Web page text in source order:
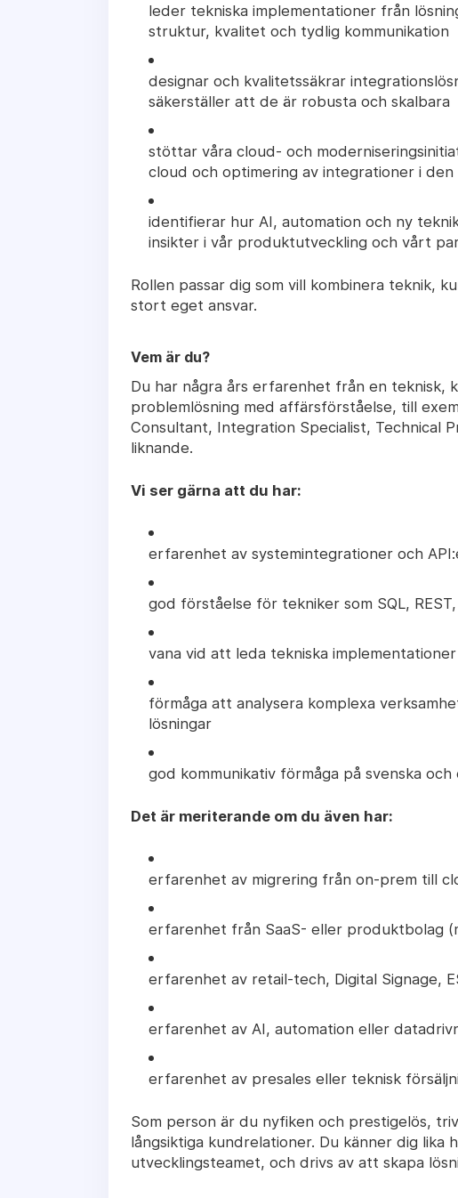
leder tekniska implementationer från
struktur, kvalitet och tydlig kommunikation
designar och kvalitetssäkrar
säkerställer att de är robusta och skalbara
stöttar våra cloud- och
cloud och optimering av integrationer i
identifierar hur AI, automation och ny
insikter i vår produktutveckling och vårt
Rollen passar dig som vill kombinera teknik,
stort eget ansvar.
Vem är du?
Du har några års erfarenhet från en teknisk,
problemlösning med affärsförståelse, till
Consultant, Integration Specialist, Technical
liknande.
Vi ser gärna att du har:
erfarenhet av systemintegrationer och
god förståelse för tekniker som SQL,
vana vid att leda tekniska
förmåga att analysera komplexa
lösningar
god kommunikativ förmåga på svenska och
Det är meriterande om du även har:
erfarenhet av migrering från on-prem till
erfarenhet från SaaS- eller produktbolag
erfarenhet av retail-tech, Digital Signage,
erfarenhet av AI, automation eller
erfarenhet av presales eller teknisk
Som person är du nyfiken och prestigelös,
långsiktiga kundrelationer. Du känner dig lika
utvecklingsteamet, och drivs av att skapa